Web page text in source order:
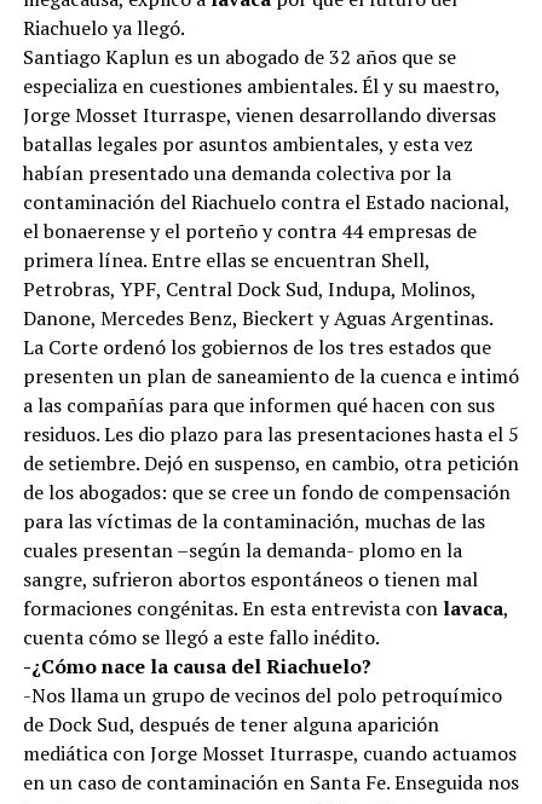
Riachuelo ya llegó.
Santiago Kaplun es un abogado de 32 años que se
especializa en cuestiones ambientales. Él y su maestro,
Jorge Mosset Iturraspe, vienen desarrollando diversas
batallas legales por asuntos ambientales, y esta vez
habían presentado una demanda colectiva por la
contaminación del Riachuelo contra el Estado nacional,
el bonaerense y el porteño y contra 44 empresas de
primera línea. Entre ellas se encuentran Shell,
Petrobras, YPF, Central Dock Sud, Indupa, Molinos,
Danone, Mercedes Benz, Bieckert y Aguas Argentinas.
La Corte ordenó los gobiernos de los tres estados que
presenten un plan de saneamiento de la cuenca e intimó
a las compañías para que informen qué hacen con sus
residuos. Les dio plazo para las presentaciones hasta el 5
de setiembre. Dejó en suspenso, en cambio, otra petición
de los abogados: que se cree un fondo de compensación
para las víctimas de la contaminación, muchas de las
cuales presentan –según la demanda- plomo en la
sangre, sufrieron abortos espontáneos o tienen mal
formaciones congénitas. En esta entrevista con lavaca,
cuenta cómo se llegó a este fallo inédito.
-¿Cómo nace la causa del Riachuelo?
-Nos llama un grupo de vecinos del polo petroquímico
de Dock Sud, después de tener alguna aparición
mediática con Jorge Mosset Iturraspe, cuando actuamos
en un caso de contaminación en Santa Fe. Enseguida nos